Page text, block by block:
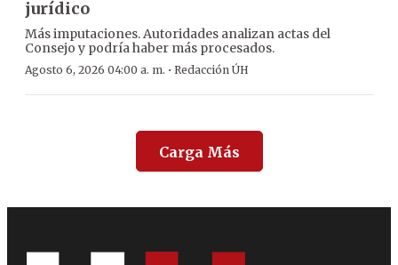
jurídico
Más imputaciones. Autoridades analizan actas del
Consejo y podría haber más procesados.
Agosto 6, 2026 04:00 a. m. · Redacción ÚH
Carga Más